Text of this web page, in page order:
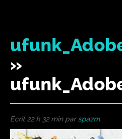
»
Ecrit 22 h 32 minparspazm.